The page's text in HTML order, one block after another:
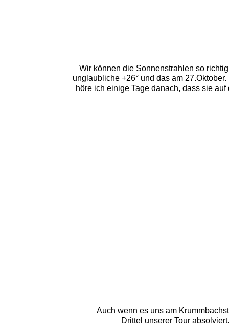
Wir können die Sonnenstrahlen so
unglaubliche +26° und das am
höre ich einige Tage danach, dass sie
Auch wenn es uns am
Drittel unserer Tour